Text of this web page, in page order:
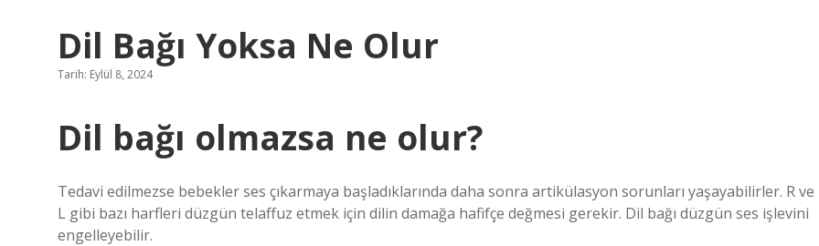
Dil Bağı Yoksa Ne Olur
Tarih: Eylül 8, 2024
Dil bağı olmazsa ne olur?
Tedavi edilmezse bebekler ses çıkarmaya başladıklarında daha sonra artikülasyon sorunları yaşayabilirler. R ve
L gibi bazı harfleri düzgün telaffuz etmek için dilin damağa hafifçe değmesi gerekir. Dil bağı düzgün ses işlevini
engelleyebilir.